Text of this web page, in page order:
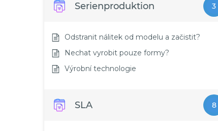
Serienproduktion 3
Odstranit nálitek od modelu a začistit?
Nechat vyrobit pouze formy?
Výrobní technologie
SLA 8